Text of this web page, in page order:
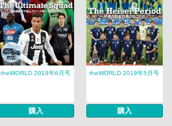
theWORLD 2019年6月号
購入
theWORLD 2019年5月号
購入